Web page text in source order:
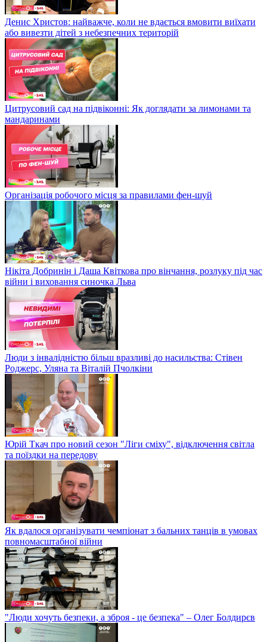
Денис Христов: найважче, коли не вдається вмовити виїхати
або вивезти дітей з небезпечних територій
Цитрусовий сад на підвіконні: Як доглядати за лимонами та
мандаринами
Організація робочого місця за правилами фен-шуй
Нікіта Добринін і Даша Квіткова про вінчання, розлуку під час
війни і виховання синочка Льва
Люди з інвалідністю більш вразливі до насильства: Стівен
Роджерс, Уляна та Віталій Пчолкіни
Юрій Ткач про новий сезон "Ліги сміху", відключення світла
та поїздки на передову
Як вдалося організувати чемпіонат з бальних танців в умовах
повномасштабної війни
"Люди хочуть безпеки, а зброя - це безпека" – Олег Болдирєв